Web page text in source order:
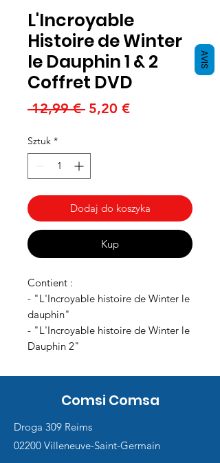
L'Incroyable
Histoire de Winter
le Dauphin 1 & 2
Coffret DVD
12,99 € Regularna
5,20 €Cena
Sztuk *
Dodaj do koszyka
Kup
Contient :
- "L'Incroyable histoire de Winter le
dauphin"
- "L'Incroyable histoire de Winter le
Dauphin 2"
Comsi Comsa
Droga 309 Reims
02200 Villeneuve-Saint-Germain
AVIS